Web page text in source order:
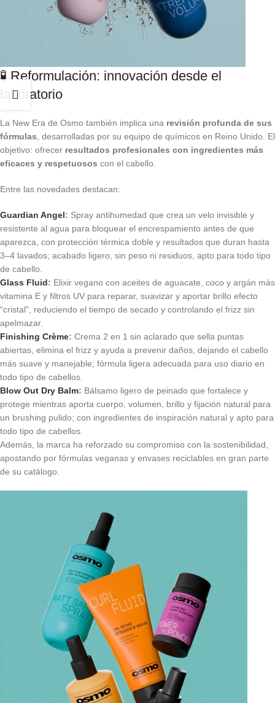
🧪 Reformulación: innovación desde el
laboratorio
La New Era de Osmo también implica una revisión profunda de sus
fórmulas , desarrolladas por su equipo de químicos en Reino Unido. El
objetivo: ofrecer resultados profesionales con ingredientes más
eficaces y respetuosos con el cabello.
Entre las novedades destacan:
Guardian Angel: Spray antihumedad que crea un velo invisible y
resistente al agua para bloquear el encrespamiento antes de que
aparezca, con protección térmica doble y resultados que duran hasta
3–4 lavados; acabado ligero, sin peso ni residuos, apto para todo tipo
de cabello.
Glass Fluid: Elixir vegano con aceites de aguacate, coco y argán más
vitamina E y filtros UV para reparar, suavizar y aportar brillo efecto
“cristal”, reduciendo el tiempo de secado y controlando el frizz sin
apelmazar.
Finishing Crème: Crema 2 en 1 sin aclarado que sella puntas
abiertas, elimina el frizz y ayuda a prevenir daños, dejando el cabello
más suave y manejable; fórmula ligera adecuada para uso diario en
todo tipo de cabellos.
Blow Out Dry Balm: Bálsamo ligero de peinado que fortalece y
protege mientras aporta cuerpo, volumen, brillo y fijación natural para
un brushing pulido; con ingredientes de inspiración natural y apto para
todo tipo de cabellos.
Además, la marca ha reforzado su compromiso con la sostenibilidad,
apostando por fórmulas veganas y envases reciclables en gran parte
de su catálogo.